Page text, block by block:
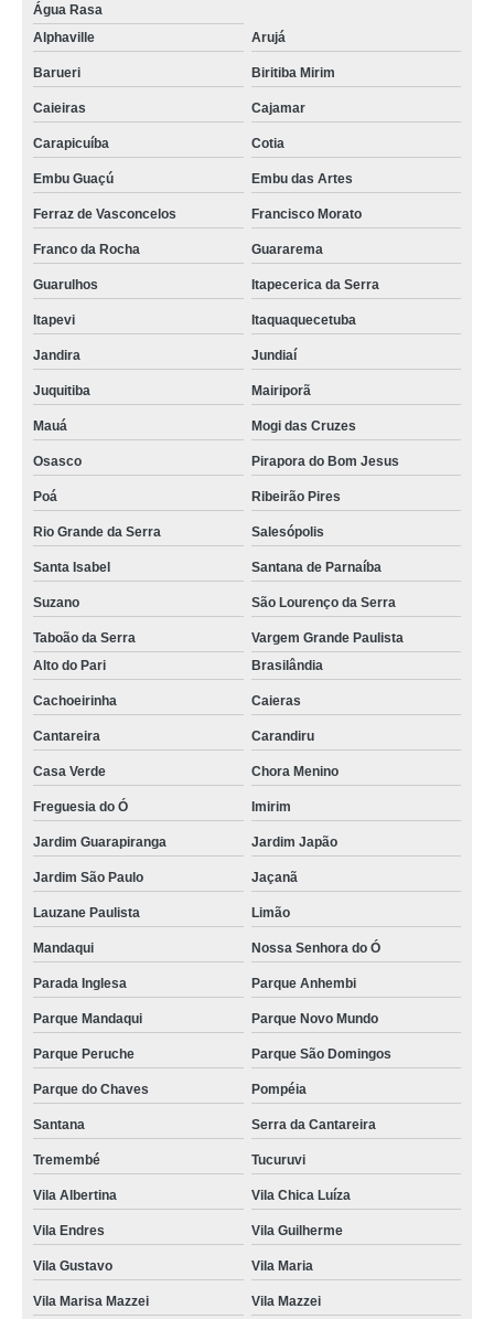
Água Rasa
Alphaville
Arujá
Barueri Biritiba Mirim
Caieiras Cajamar
Carapicuíba Cotia
Embu Guaçú Embu das Artes
Ferraz de Vasconcelos Francisco Morato
Franco da Rocha Guararema
Guarulhos Itapecerica da Serra
Itapevi Itaquaquecetuba
Jandira Jundiaí
Juquitiba Mairiporã
Mauá Mogi das Cruzes
Osasco Pirapora do Bom Jesus
Poá Ribeirão Pires
Rio Grande da Serra Salesópolis
Santa Isabel Santana de Parnaíba
Suzano São Lourenço da Serra
Taboão da Serra
Vargem Grande Paulista
Alto do Pari
Brasilândia
Cachoeirinha Caieras
Cantareira Carandiru
Casa Verde Chora Menino
Freguesia do Ó Imirim
Jardim Guarapiranga Jardim Japão
Jardim São Paulo Jaçanã
Lauzane Paulista Limão
Mandaqui Nossa Senhora do Ó
Parada Inglesa Parque Anhembi
Parque Mandaqui Parque Novo Mundo
Parque Peruche Parque São Domingos
Parque do Chaves Pompéia
Santana Serra da Cantareira
Tremembé Tucuruvi
Vila Albertina Vila Chica Luíza
Vila Endres Vila Guilherme
Vila Gustavo Vila Maria
Vila Marisa Mazzei Vila Mazzei